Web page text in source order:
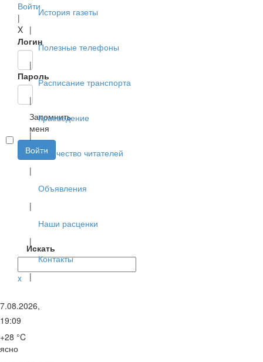
Войти
|
X
Логин
Пароль
Запомнить
меня
Войти
Искать
x
История газеты
|
Полезные телефоны
|
Расписание транспорта
|
Краеведение
|
Творчество читателей
|
Объявления
|
Наши расценки
|
Контакты
|
7.08.2026,
19:09
+28 °C
ясно